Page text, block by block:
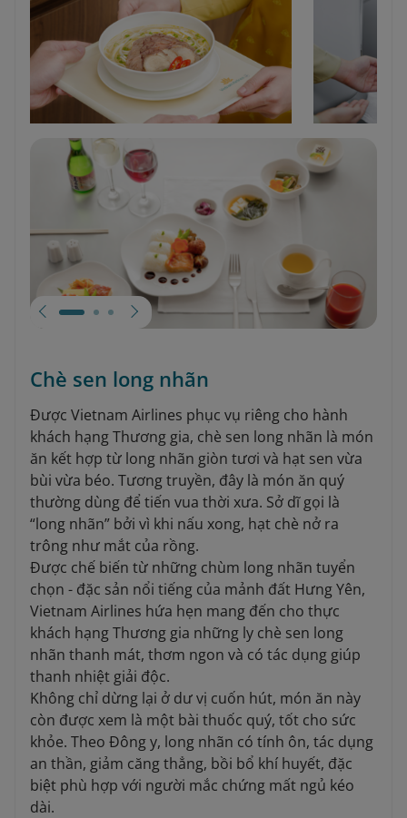
Chè sen long nhãn
Được Vietnam Airlines phục vụ riêng cho hành
khách hạng Thương gia, chè sen long nhãn là món
ăn kết hợp từ long nhãn giòn tươi và hạt sen vừa
bùi vừa béo. Tương truyền, đây là món ăn quý
thường dùng để tiến vua thời xưa. Sở dĩ gọi là
“long nhãn” bởi vì khi nấu xong, hạt chè nở ra
trông như mắt của rồng.
Được chế biến từ những chùm long nhãn tuyển
chọn - đặc sản nổi tiếng của mảnh đất Hưng Yên,
Vietnam Airlines hứa hẹn mang đến cho thực
khách hạng Thương gia những ly chè sen long
nhãn thanh mát, thơm ngon và có tác dụng giúp
thanh nhiệt giải độc.
Không chỉ dừng lại ở dư vị cuốn hút, món ăn này
còn được xem là một bài thuốc quý, tốt cho sức
khỏe. Theo Đông y, long nhãn có tính ôn, tác dụng
an thần, giảm căng thẳng, bồi bổ khí huyết, đặc
biệt phù hợp với người mắc chứng mất ngủ kéo
dài.